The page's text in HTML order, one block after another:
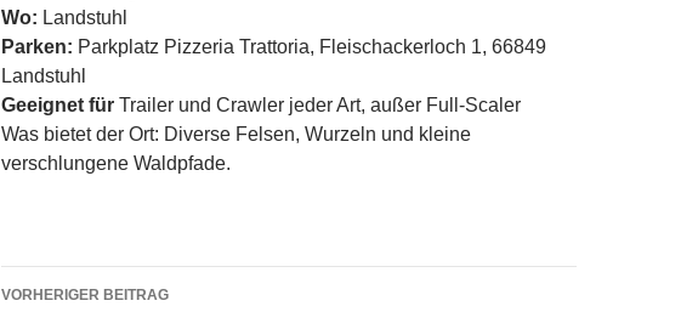
Wo: Landstuhl
Parken: Parkplatz Pizzeria Trattoria, Fleischackerloch 1, 66849
Landstuhl
Geeignet für Trailer und Crawler jeder Art, außer Full-Scaler
Was bietet der Ort: Diverse Felsen, Wurzeln und kleine
verschlungene Waldpfade.
Beitragsnavigation
VORHERIGER BEITRAG